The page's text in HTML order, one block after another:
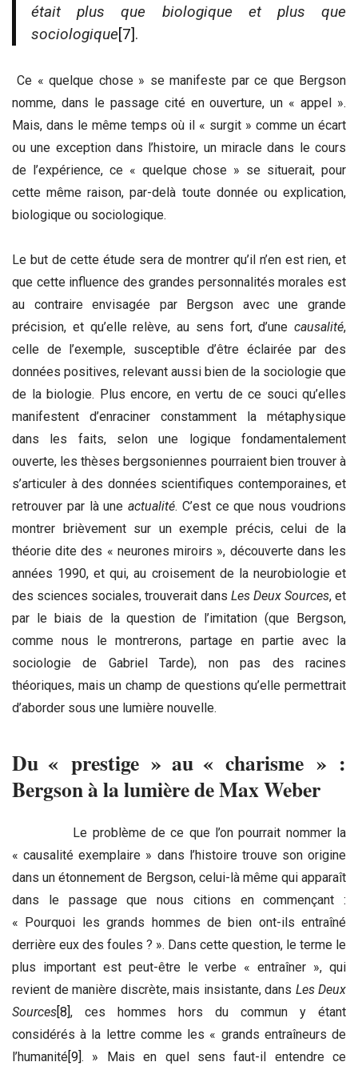
était plus que biologique et plus que
sociologique[7].
Ce « quelque chose » se manifeste par ce que Bergson
nomme, dans le passage cité en ouverture, un « appel ».
Mais, dans le même temps où il « surgit » comme un écart
ou une exception dans l’histoire, un miracle dans le cours
de l’expérience, ce « quelque chose » se situerait, pour
cette même raison, par-delà toute donnée ou explication,
biologique ou sociologique.
Le but de cette étude sera de montrer qu’il n’en est rien, et
que cette influence des grandes personnalités morales est
au contraire envisagée par Bergson avec une grande
précision, et qu’elle relève, au sens fort, d’une causalité,
celle de l’exemple, susceptible d’être éclairée par des
données positives, relevant aussi bien de la sociologie que
de la biologie. Plus encore, en vertu de ce souci qu’elles
manifestent d’enraciner constamment la métaphysique
dans les faits, selon une logique fondamentalement
ouverte, les thèses bergsoniennes pourraient bien trouver à
s’articuler à des données scientifiques contemporaines, et
retrouver par là uneactualité. C’est ce que nous voudrions
montrer brièvement sur un exemple précis, celui de la
théorie dite des « neurones miroirs », découverte dans les
années 1990, et qui, au croisement de la neurobiologie et
des sciences sociales, trouverait dans Les Deux Sources, et
par le biais de la question de l’imitation (que Bergson,
comme nous le montrerons, partage en partie avec la
sociologie de Gabriel Tarde), non pas des racines
théoriques, mais un champ de questions qu’elle permettrait
d’aborder sous une lumière nouvelle.
Du « prestige » au « charisme » :
Bergson à la lumière de Max Weber
Le problème de ce que l’on pourrait nommer la
« causalité exemplaire » dans l’histoire trouve son origine
dans un étonnement de Bergson, celui-là même qui apparaît
dans le passage que nous citions en commençant :
« Pourquoi les grands hommes de bien ont-ils entraîné
derrière eux des foules ? ». Dans cette question, le terme le
plus important est peut-être le verbe « entraîner », qui
revient de manière discrète, mais insistante, dans Les Deux
Sources[8], ces hommes hors du commun y étant
considérés à la lettre comme les « grands entraîneurs de
l’humanité[9]. » Mais en quel sens faut-il entendre ce